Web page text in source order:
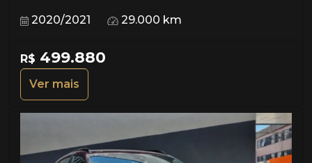
2020/2021 29.000 km
R$ 499.880
Ver mais